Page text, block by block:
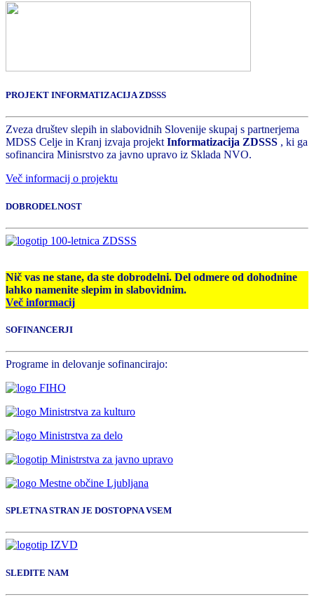
PROJEKT INFORMATIZACIJA ZDSSS
Zveza društev slepih in slabovidnih Slovenije skupaj s partnerjema
MDSS Celje in Kranj izvaja projektInformatizacija ZDSSS , ki ga
sofinancira Minisrstvo za javno upravo iz Sklada NVO.
Več informacij o projektu
DOBRODELNOST
Nič vas ne stane, da ste dobrodelni. Del odmere od dohodnine
lahko namenite slepim in slabovidnim.
Več informacij
SOFINANCERJI
Programe in delovanje sofinancirajo:
SPLETNA STRAN JE DOSTOPNA VSEM
SLEDITE NAM